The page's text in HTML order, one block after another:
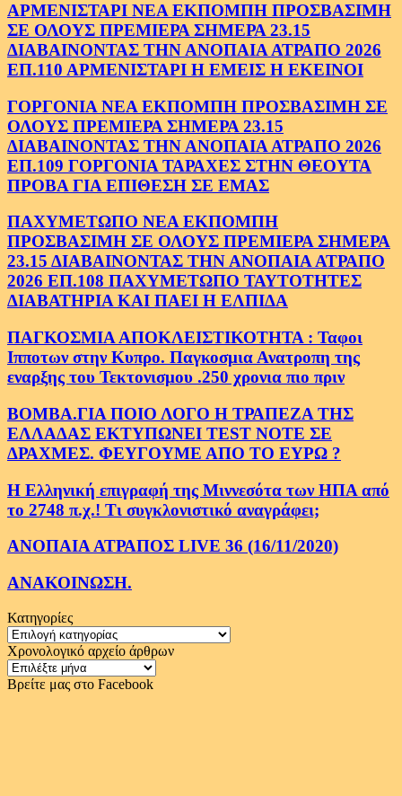
ΑΡΜΕΝΙΣΤΑΡΙ ΝΕΑ ΕΚΠΟΜΠΗ ΠΡΟΣΒΑΣΙΜΗ
ΣΕ ΟΛΟΥΣ ΠΡΕΜΙΕΡΑ ΣΗΜΕΡΑ 23.15
ΔΙΑΒΑΙΝΟΝΤΑΣ ΤΗΝ ΑΝΟΠΑΙΑ ΑΤΡΑΠΟ 2026
ΕΠ.110 ΑΡΜΕΝΙΣΤΑΡΙ Η ΕΜΕΙΣ Η ΕΚΕΙΝΟΙ
ΓΟΡΓΟΝΙΑ ΝΕΑ ΕΚΠΟΜΠΗ ΠΡΟΣΒΑΣΙΜΗ ΣΕ
ΟΛΟΥΣ ΠΡΕΜΙΕΡΑ ΣΗΜΕΡΑ 23.15
ΔΙΑΒΑΙΝΟΝΤΑΣ ΤΗΝ ΑΝΟΠΑΙΑ ΑΤΡΑΠΟ 2026
ΕΠ.109 ΓΟΡΓΟΝΙΑ ΤΑΡΑΧΕΣ ΣΤΗΝ ΘΕΟΥΤΑ
ΠΡΟΒΑ ΓΙΑ ΕΠΙΘΕΣΗ ΣΕ ΕΜΑΣ
ΠΑΧΥΜΕΤΩΠΟ ΝΕΑ ΕΚΠΟΜΠΗ
ΠΡΟΣΒΑΣΙΜΗ ΣΕ ΟΛΟΥΣ ΠΡΕΜΙΕΡΑ ΣΗΜΕΡΑ
23.15 ΔΙΑΒΑΙΝΟΝΤΑΣ ΤΗΝ ΑΝΟΠΑΙΑ ΑΤΡΑΠΟ
2026 ΕΠ.108 ΠΑΧΥΜΕΤΩΠΟ ΤΑΥΤΟΤΗΤΕΣ
ΔΙΑΒΑΤΗΡΙΑ ΚΑΙ ΠΑΕΙ Η ΕΛΠΙΔΑ
ΠΑΓΚΟΣΜΙΑ ΑΠΟΚΛΕΙΣΤΙΚΟΤΗΤΑ : Ταφοι
Ιπποτων στην Κυπρο. Παγκοσμια Ανατροπη της
εναρξης του Τεκτονισμου .250 χρονια πιο πριν
ΒΟΜΒΑ.ΓΙΑ ΠΟΙΟ ΛΟΓΟ Η ΤΡΑΠΕΖΑ ΤΗΣ
ΕΛΛΑΔΑΣ ΕΚΤΥΠΩΝΕΙ TEST NOTE ΣΕ
ΔΡΑΧΜΕΣ. ΦΕΥΓΟΥΜΕ ΑΠΟ ΤΟ ΕΥΡΩ ?
Η Ελληνική επιγραφή της Μιννεσότα των ΗΠΑ από
το 2748 π.χ.! Τι συγκλονιστικό αναγράφει;
ΑΝΟΠΑΙΑ ΑΤΡΑΠΟΣ LIVE 36 (16/11/2020)
ΑΝΑΚΟΙΝΩΣΗ.
Κατηγορίες
Κατηγορίες
Χρονολογικό αρχείο άρθρων
Χρονολογικό
αρχείο
Βρείτε μας στο Facebook